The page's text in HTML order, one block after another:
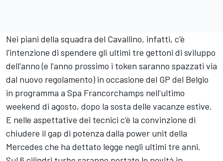
Nei piani della squadra del Cavallino, infatti, c'è
l'intenzione di spendere gli ultimi tre gettoni di sviluppo
dell'anno (e l'anno prossimo i token saranno spazzati via
dal nuovo regolamento) in occasione del GP del Belgio
in programma a Spa Francorchamps nell'ultimo
weekend di agosto, dopo la sosta delle vacanze estive.
E nelle aspettative dei tecnici c'è la convinzione di
chiudere il gap di potenza dalla power unit della
Mercedes che ha dettato legge negli ultimi tre anni.